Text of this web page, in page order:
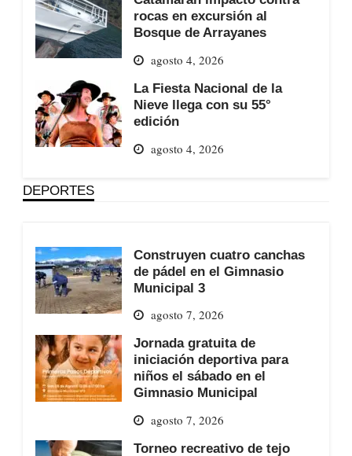
rocas en excursión al
Bosque de Arrayanes
agosto 4, 2026
La Fiesta Nacional de la
Nieve llega con su 55°
edición
agosto 4, 2026
DEPORTES
Construyen cuatro canchas
de pádel en el Gimnasio
Municipal 3
agosto 7, 2026
Jornada gratuita de
iniciación deportiva para
niños el sábado en el
Gimnasio Municipal
agosto 7, 2026
Torneo recreativo de tejo